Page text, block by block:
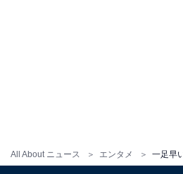
All About ニュース エンタメ